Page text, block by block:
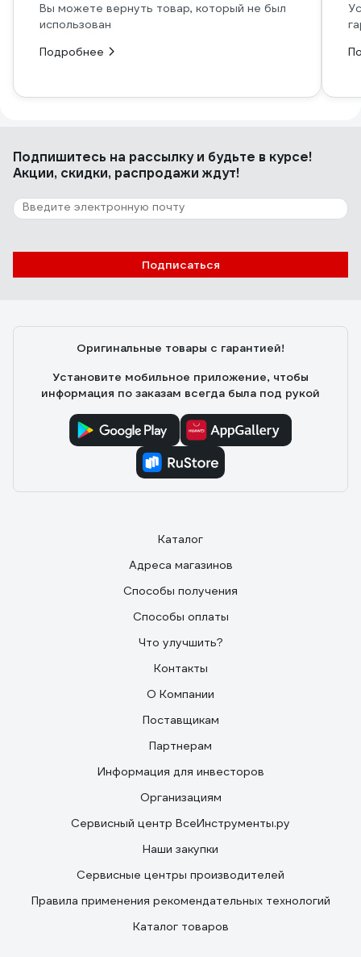
Вы можете вернуть товар, который не был
использован
Подробнее
Подпишитесь на рассылкуи будьте в курсе!
Акции, скидки, распродажи ждут!
Подписаться
Оригинальные товары с гарантией!
Установите мобильное приложение, чтобы
информация по заказам всегда была под рукой
Каталог
Адреса магазинов
Способы получения
Способы оплаты
Что улучшить?
Контакты
О Компании
Поставщикам
Партнерам
Информация для инвесторов
Организациям
Сервисный центр ВсеИнструменты.ру
Наши закупки
Сервисные центры производителей
Правила применения рекомендательных технологий
Каталог товаров